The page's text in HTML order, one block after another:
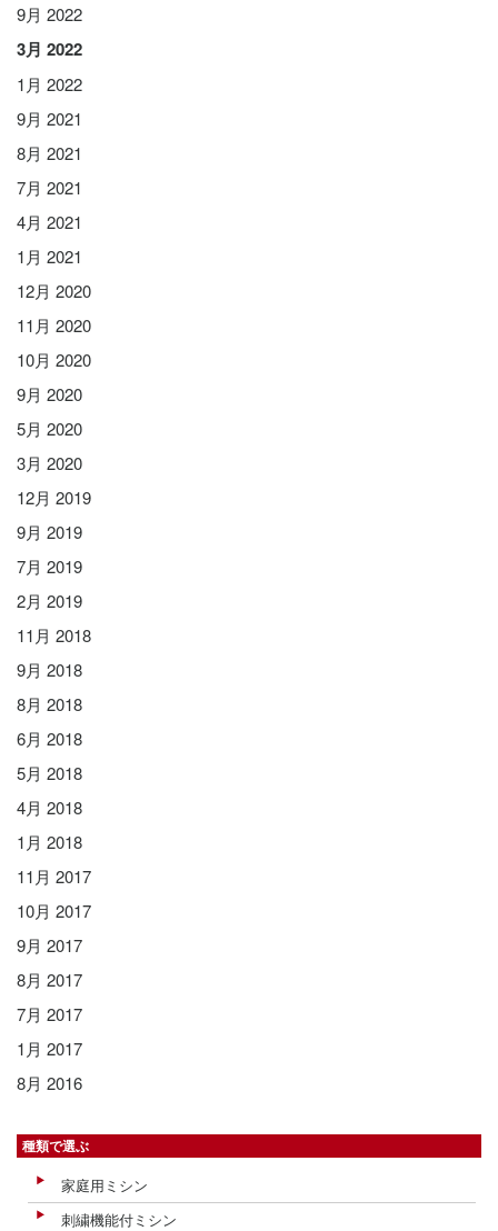
9月 2022
3月 2022
1月 2022
9月 2021
8月 2021
7月 2021
4月 2021
1月 2021
12月 2020
11月 2020
10月 2020
9月 2020
5月 2020
3月 2020
12月 2019
9月 2019
7月 2019
2月 2019
11月 2018
9月 2018
8月 2018
6月 2018
5月 2018
4月 2018
1月 2018
11月 2017
10月 2017
9月 2017
8月 2017
7月 2017
1月 2017
8月 2016
種類で選ぶ
家庭用ミシン
刺繍機能付ミシン